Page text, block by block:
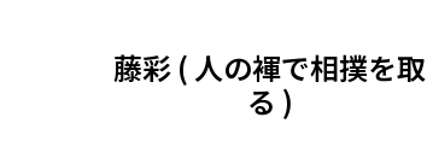
藤彩 ( 人の褌で相撲を取
る )